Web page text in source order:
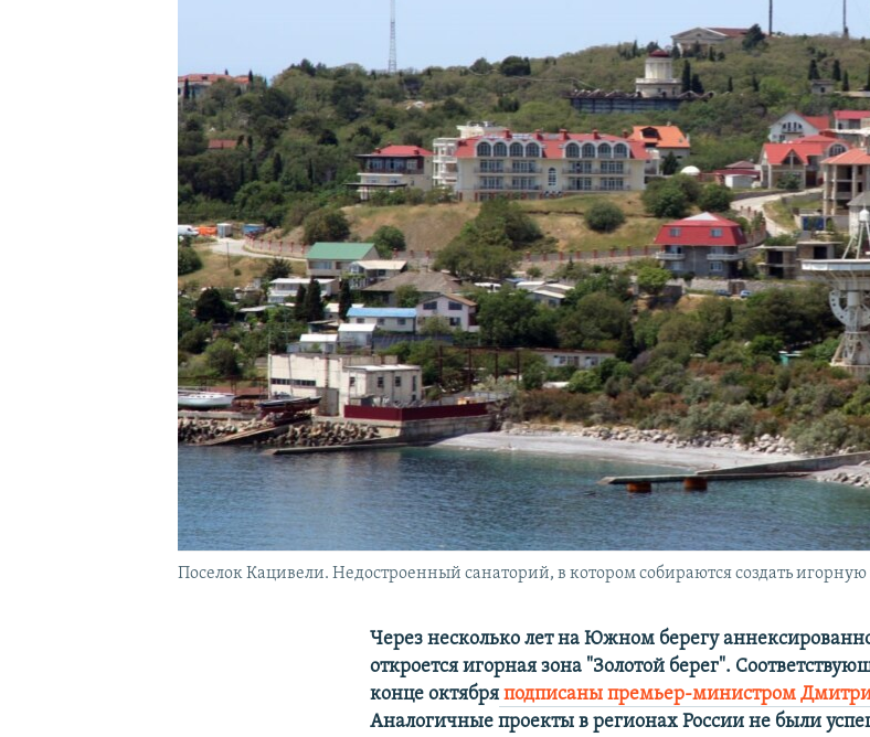
УКРАИНСКАЯ ПРОБЛЕМА КРЫМА
Поселок Кацивели. Недостроенный санаторий, в котором собираются создать
Через несколько лет на Южном берегу
откроется игорная зона "Золотой берег".
конце октября подписаны премьер-министром
Аналогичные проекты в регионах России не были